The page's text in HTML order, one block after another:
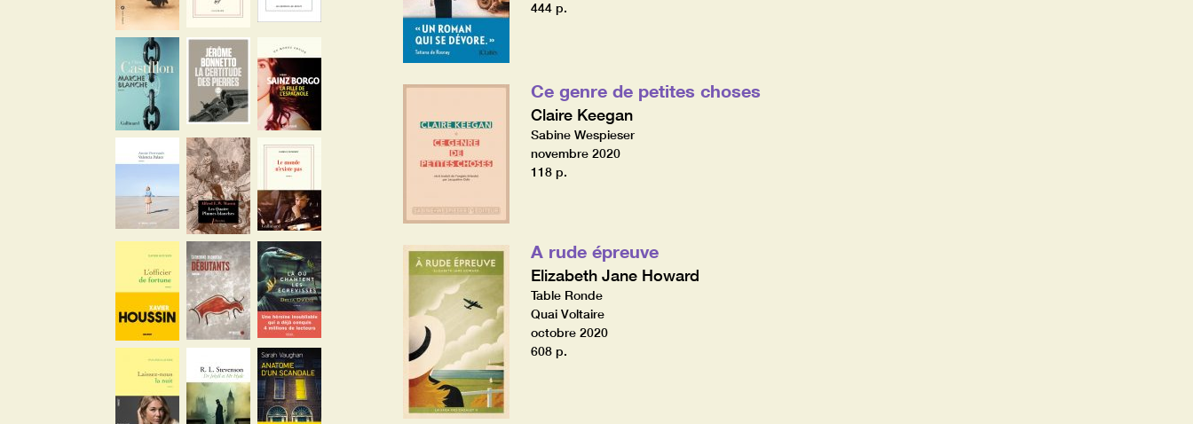
444 p.
Ce genre de petites choses
Claire Keegan
Sabine Wespieser
novembre 2020
118 p.
A rude épreuve
Elizabeth Jane Howard
Table Ronde
Quai Voltaire
octobre 2020
608 p.